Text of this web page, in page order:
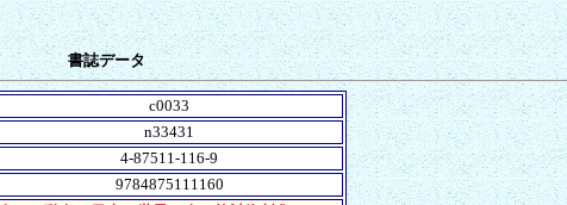
書誌データ
c0033
n33431
4-87511-116-9
9784875111160